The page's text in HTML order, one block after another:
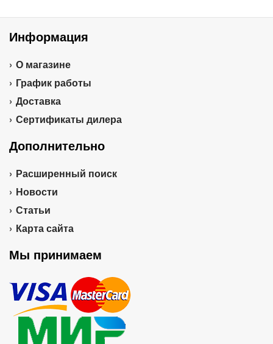
Информация
О магазине
График работы
Доставка
Сертификаты дилера
Дополнительно
Расширенный поиск
Новости
Статьи
Карта сайта
Мы принимаем